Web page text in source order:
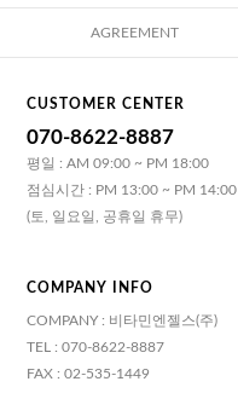
AGREEMENT
CUSTOMER CENTER
070-8622-8887
평일 : AM 09:00 ~ PM 18:00
점심시간 : PM 13:00 ~ PM 14:00
(토, 일요일, 공휴일 휴무)
COMPANY INFO
COMPANY : 비타민엔젤스(주)
TEL : 070-8622-8887
FAX : 02-535-1449